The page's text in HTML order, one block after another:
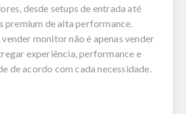
desde setups de entrada até
premium de alta performance.
monitor não é apenas vender
experiência, performance e
de acordo com cada necessidade.